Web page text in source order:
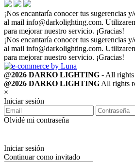
¡Nos encantaría conocer tus sugerencias
al mail info@darkolighting.com.
para mejorar nuestro servicio. ¡Gracias!
¡Nos encantaría conocer tus sugerencias
al mail info@darkolighting.com.
para mejorar nuestro servicio. ¡Gracias!
@2026 DARKO LIGHTING - All rights
@2026 DARKO LIGHTING All rights
×
Iniciar sesión
Olvidé mi contraseña
Iniciar sesión
Continuar como invitado